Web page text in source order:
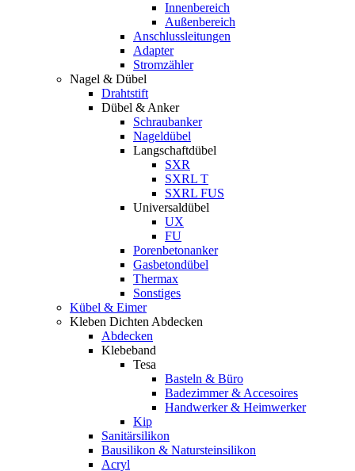
Innenbereich
Außenbereich
Anschlussleitungen
Adapter
Stromzähler
Nagel & Dübel
Drahtstift
Dübel & Anker
Schraubanker
Nageldübel
Langschaftdübel
SXR
SXRL T
SXRL FUS
Universaldübel
UX
FU
Porenbetonanker
Gasbetondübel
Thermax
Sonstiges
Kübel & Eimer
Kleben Dichten Abdecken
Abdecken
Klebeband
Tesa
Basteln & Büro
Badezimmer & Accesoires
Handwerker & Heimwerker
Kip
Sanitärsilikon
Bausilikon & Natursteinsilikon
Acryl